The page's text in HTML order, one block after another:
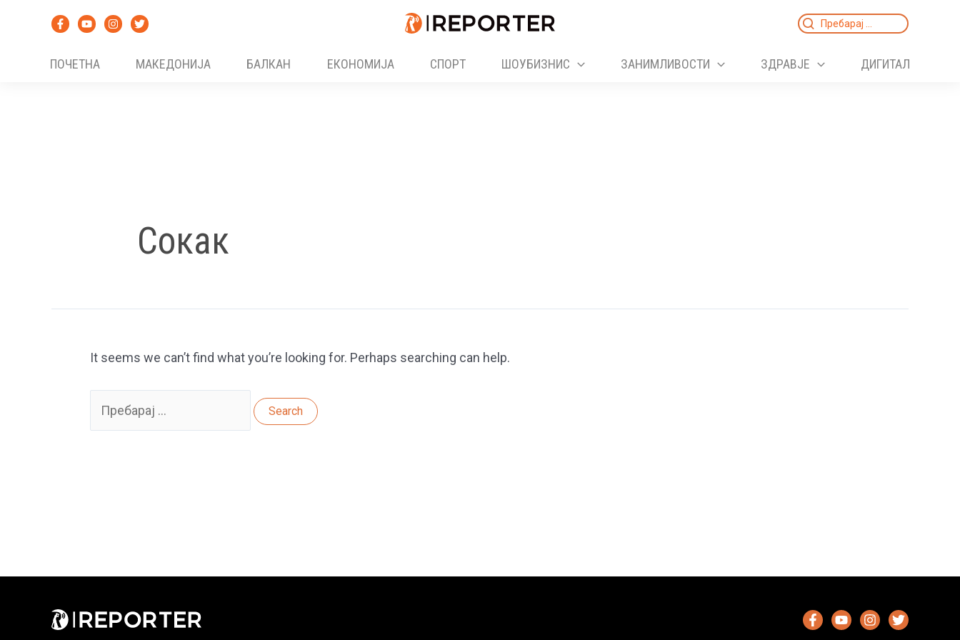
Search
ПОЧЕТНА
МАКЕДОНИЈА БАЛКАН ЕКОНОМИЈА СПОРТ ШОУБИЗНИС ЗАНИМЛИВОСТИ ЗДРАВЈЕ ДИГИТАЛ
Сокак
It seems we can’t find what you’re looking for. Perhaps searching can help.
for: